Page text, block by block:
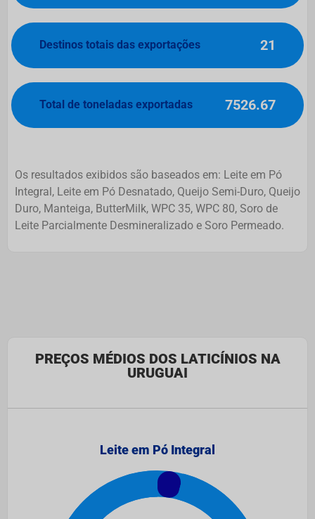
Destinos totais das exportações 21
Total de toneladas exportadas 7526.67
Os resultados exibidos são baseados em: Leite em Pó
Integral, Leite em Pó Desnatado, Queijo Semi-Duro, Queijo
Duro, Manteiga, ButterMilk, WPC 35, WPC 80, Soro de
Leite Parcialmente Desmineralizado e Soro Permeado.
PREÇOS MÉDIOS DOS LATICÍNIOS NA
URUGUAI
Leite em Pó Integral